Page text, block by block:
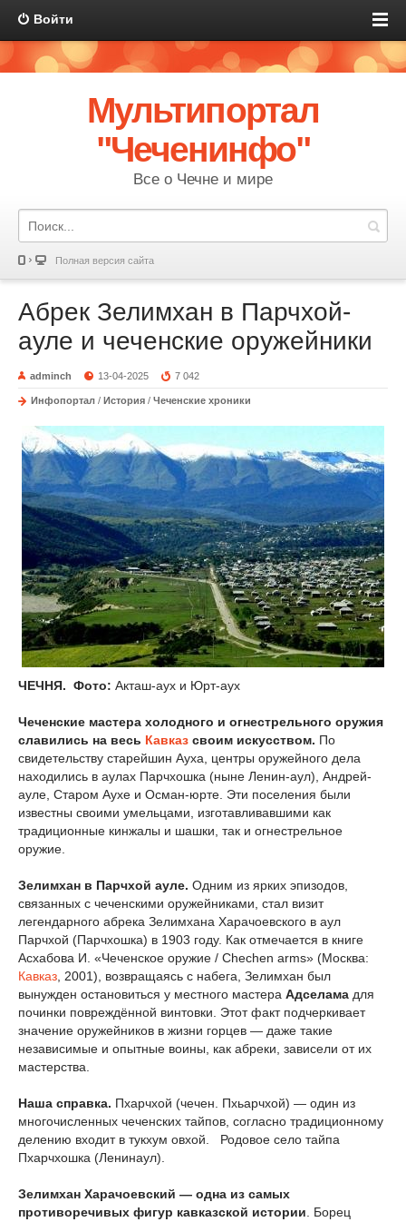
Войти
Мультипортал
"Чеченинфо"
Все о Чечне и мире
Полная версия сайта
Абрек Зелимхан в Парчхой-
ауле и чеченские оружейники
adminch 13-04-2025 7 042
Инфопортал / История / Чеченские хроники
ЧЕЧНЯ. Фото: Акташ-аух и Юрт-аух
Чеченские мастера холодного и огнестрельного оружия
славились на весь Кавказ своим искусством. По
свидетельству старейшин Ауха, центры оружейного дела
находились в аулах Парчхошка (ныне Ленин-аул), Андрей-
ауле, Старом Аухе и Осман-юрте. Эти поселения были
известны своими умельцами, изготавливавшими как
традиционные кинжалы и шашки, так и огнестрельное
оружие.
Зелимхан в Парчхой ауле. Одним из ярких эпизодов,
связанных с чеченскими оружейниками, стал визит
легендарного абрека Зелимхана Харачоевского в аул
Парчхой (Парчхошка) в 1903 году. Как отмечается в книге
Асхабова И. «Чеченское оружие / Chechen arms» (Москва:
Кавказ , 2001), возвращаясь с набега, Зелимхан был
вынужден остановиться у местного мастера Адселама для
починки повреждённой винтовки. Этот факт подчеркивает
значение оружейников в жизни горцев — даже такие
независимые и опытные воины, как абреки, зависели от их
мастерства.
Наша справка. Пхарчхой (чечен. Пхьарчхой) — один из
многочисленных чеченских тайпов, согласно традиционному
делению входит в тукхум овхой. Родовое село тайпа
Пхарчхошка (Ленинаул).
Зелимхан Харачоевский — одна из самых
противоречивых фигур кавказской истории . Борец